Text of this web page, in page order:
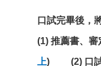
口試完畢後，
(1) 推薦書、
上) (2) 口試